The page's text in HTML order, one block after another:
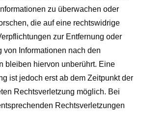
zu überwachen oder
die auf eine rechtswidrige
zur Entfernung oder
von Informationen nach den
bleiben hiervon unberührt. Eine
ist jedoch erst ab dem Zeitpunkt der
Rechtsverletzung möglich. Bei
Rechtsverletzungen